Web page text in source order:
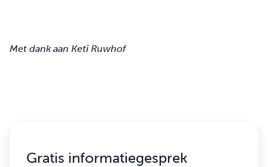
Met dank aan Keti Ruwhof
Gratis informatiegesprek